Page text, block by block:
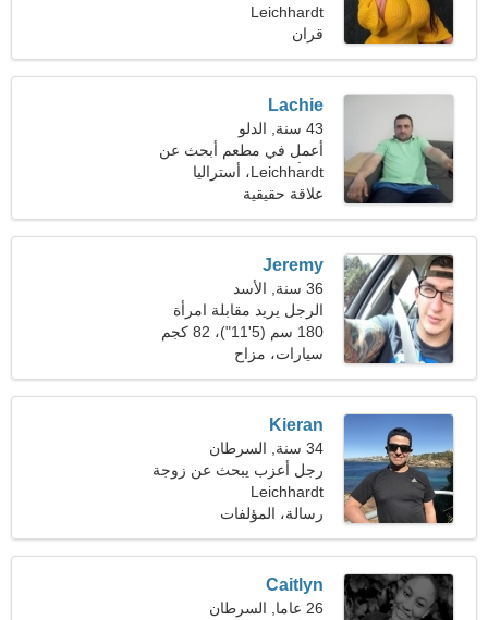
Leichhardt
قران
Lachie
43 سنة, الدلو
أعمل في مطعم أبحث عن
امرأة مرحة
Leichhardt، أستراليا
علاقة حقيقية
Jeremy
36 سنة, الأسد
الرجل يريد مقابلة امرأة
180 سم (5'11")، 82 كجم
(180 رطلا)
سيارات، مزاح
Kieran
34 سنة, السرطان
رجل أعزب يبحث عن زوجة
24-32
Leichhardt
رسالة، المؤلفات
Caitlyn
26 عاما, السرطان